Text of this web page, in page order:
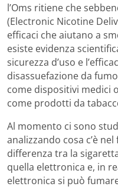
l’Oms ritiene che
(Electronic Nicotine
efficaci che aiutano a
esiste evidenza
sicurezza d’uso e
disassuefazione da
come dispositivi medici
come prodotti da
Al momento ci sono
analizzando cosa c’è
differenza tra la
quella elettronica e, in
elettronica si può